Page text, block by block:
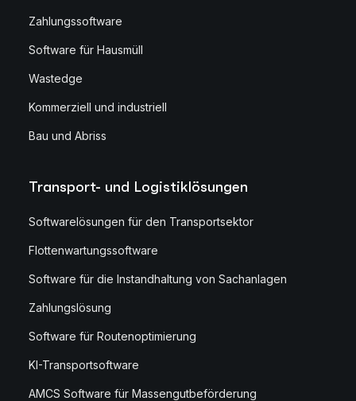
Zahlungssoftware
Software für Hausmüll
Wastedge
Kommerziell und industriell
Bau und Abriss
Transport- und Logistiklösungen
Softwarelösungen für den Transportsektor
Flottenwartungssoftware
Software für die Instandhaltung von Sachanlagen
Zahlungslösung
Software für Routenoptimierung
KI-Transportsoftware
AMCS Software für Massengutbeförderung